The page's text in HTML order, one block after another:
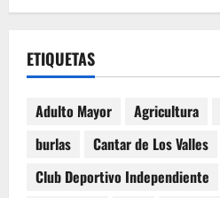
ETIQUETAS
Adulto Mayor Agricultura
burlas
Cantar de Los Valles
Club Deportivo Independiente